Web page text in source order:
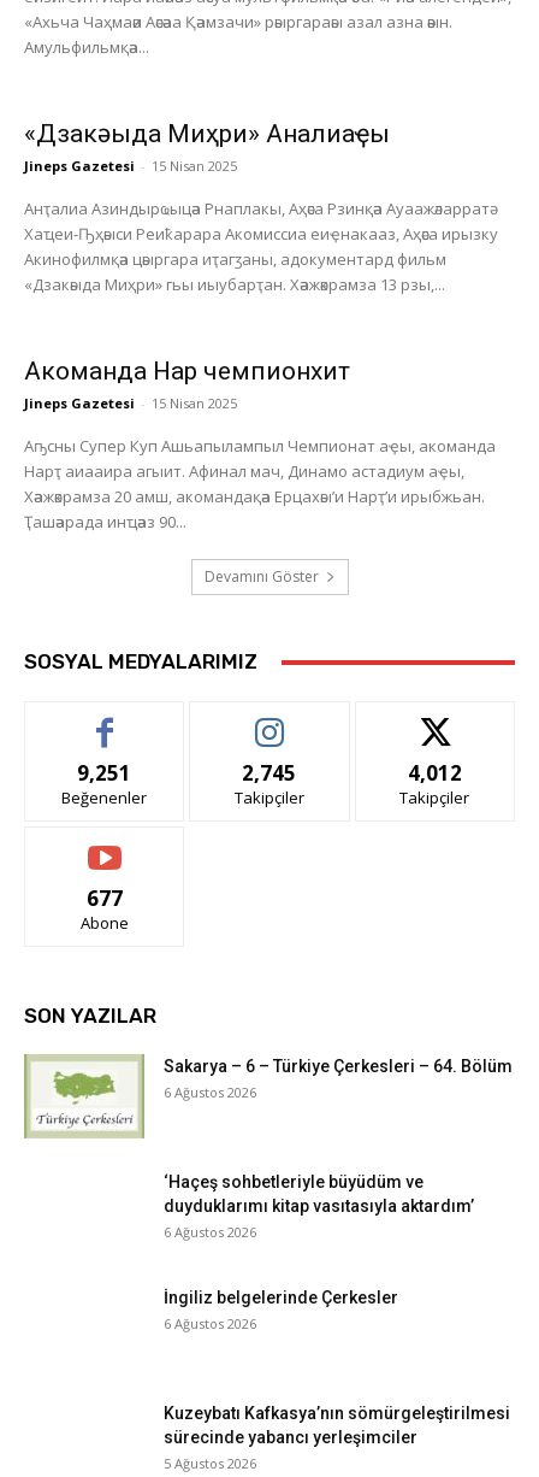
«Ахьча Чаҳмаәи Аәсәаа Қәамзачи» рәыргараәы азал азна әәын.
Амульфильмқәа...
«Дзакәыда Миҳри» Анҭалиаҿы
Jineps Gazetesi - 15 Nisan 2025
Анҭалиа Азиндырҩыцәа Рнаплакы, Аҳәса Рзинқәа Ауаажәларратә
Хаҵеи-Ҧҳәыси Реиҟарара Акомиссиа еиҿнакааз, Аҳәса ирызку
Акинофилмқәа цәыргара иҭагӡаны, адокументард фильм
«Дзакәыда Миҳри» гьы иыубарҭан. Хәажәкрамза 13 рзы,...
Акоманда Нарҭ чемпионхит
Jineps Gazetesi - 15 Nisan 2025
Аҧсны Супер Куп Ашьапылампыл Чемпионат аҿы, акоманда
Нарҭ аиааира агыит. Афинал мач, Динамо астадиум аҿы,
Хәажәкрамза 20 амш, акомандақәа Ерцахәы’и Нарҭ’и ирыбжьан.
Ҭашәарада инҵәаз 90...
Devamını Göster
SOSYAL MEDYALARIMIZ
9,251
Beğenenler
2,745
Takipçiler
4,012
Takipçiler
677
Abone
SON YAZILAR
Sakarya – 6 – Türkiye Çerkesleri – 64. Bölüm
6 Ağustos 2026
‘Haçeş sohbetleriyle büyüdüm ve
duyduklarımı kitap vasıtasıyla aktardım’
6 Ağustos 2026
İngiliz belgelerinde Çerkesler
6 Ağustos 2026
Kuzeybatı Kafkasya’nın sömürgeleştirilmesi
sürecinde yabancı yerleşimciler
5 Ağustos 2026